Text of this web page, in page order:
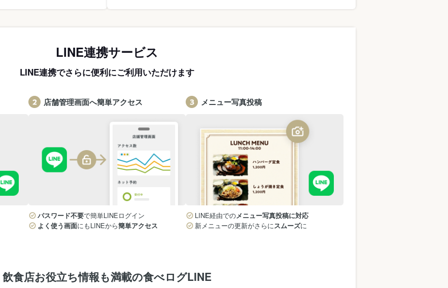
LINE連携サービス
LINE連携でさらに便利にご利用いただけます
店舗管理画面へ簡単アクセス
パスワード不要で簡単LINEログイン
よく使う画面にもLINEから簡単アクセス
メニュー写真投稿
LINE経由でのメニュー写真投稿に対応
新メニューの更新がさらにスムーズに
飲食店お役立ち情報も満載の食べログLINE